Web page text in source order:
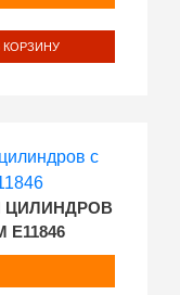
КОРЗИНУ
ЦИЛИНДРОВ